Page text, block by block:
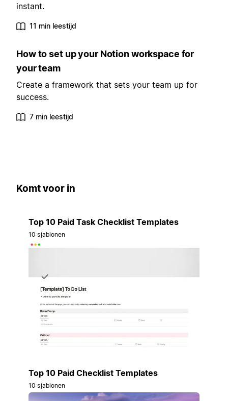
instant.
11 min leestijd
How to set up your Notion workspace for
your team
Create a framework that sets your team up for
success.
7 min leestijd
Komt voor in
Top 10 Paid Task Checklist Templates
10 sjablonen
Top 10 Paid Checklist Templates
10 sjablonen